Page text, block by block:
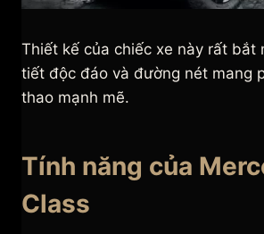
Thiết kế của chiếc xe này rất bắt
tiết độc đáo và đường nét mang
thao mạnh mẽ.
Tính năng của
Class